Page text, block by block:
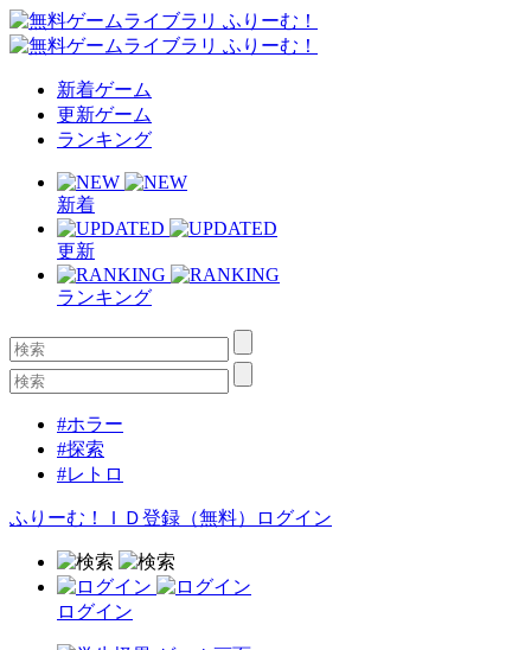
新着ゲーム
更新ゲーム
ランキング
新着
更新
ランキング
#ホラー
#探索
#レトロ
ふりーむ！ＩＤ登録（無料） ログイン
ログイン